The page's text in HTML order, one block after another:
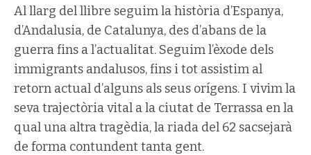
Al llarg del llibre seguim la història d’Espanya,
d’Andalusia, de Catalunya, des d’abans de la
guerra fins a l’actualitat. Seguim l’èxode dels
immigrants andalusos, fins i tot assistim al
retorn actual d’alguns als seus orígens. I vivim la
seva trajectòria vital a la ciutat de Terrassa en la
qual una altra tragèdia, la riada del 62 sacsejarà
de forma contundent tanta gent.